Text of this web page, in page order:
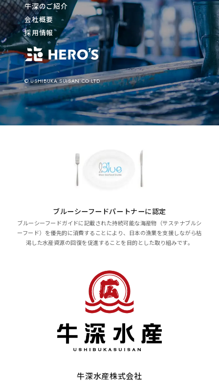
牛深のご紹介
会社概要
採用情報
© USHIBUKA SUISAN CO.LTD
ブルーシーフードパートナーに認定
ブルーシーフードガイドに記載された持続可能な海産物（サステナブルシ
ーフード）を優先的に消費することにより、日本の漁業を支援しながら枯
渇した水産資源の回復を促進することを目的とした取り組みです。
牛深水産株式会社